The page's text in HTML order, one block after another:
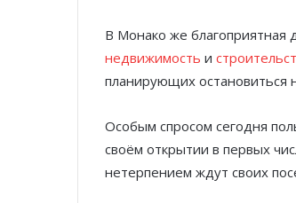
В Монако же благоприятная
недвижимость и
планирующих остановиться
Особым спросом сегодня
своём открытии в первых
нетерпением ждут своих